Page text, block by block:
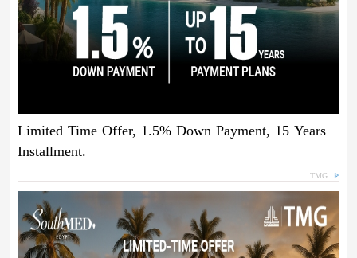
Limited Time Offer, 1.5% Down Payment, 15 Years
Installment.
TMG